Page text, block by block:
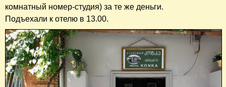
комнатный номер-студия) за те же деньги.
Подъехали к отелю в 13.00.